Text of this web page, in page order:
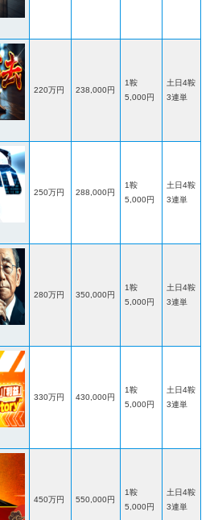
220万円 238,000円
1鞍
5,000円
土日4鞍
3連単
250万円 288,000円
1鞍
5,000円
土日4鞍
3連単
280万円 350,000円
1鞍
5,000円
土日4鞍
3連単
330万円 430,000円
1鞍
5,000円
土日4鞍
3連単
450万円 550,000円
1鞍
5,000円
土日4鞍
3連単